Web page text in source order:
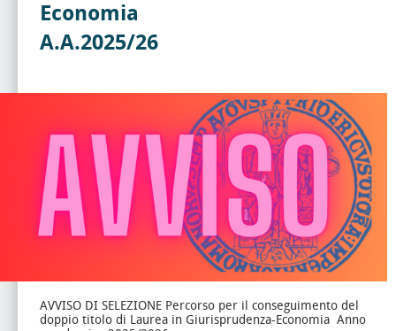
Economia
A.A.2025/26
AVVISO DI SELEZIONE Percorso per il conseguimento del
doppio titolo di Laurea in Giurisprudenza-Economia Anno